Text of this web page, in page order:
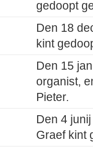
gedoopt
Den 18
kint
Den 15
organist,
Pieter.
Den 4
Graef kint